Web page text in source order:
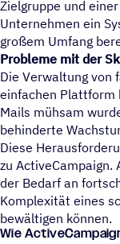
Zielgruppe und
Unternehmen ein
großem Umfang
Probleme mit der
Die Verwaltung
einfachen Plattform
Mails mühsam
behinderte
Diese
zu ActiveCampaign.
der Bedarf an
Komplexität eines
bewältigen können.
Wie